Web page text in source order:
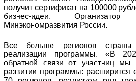
получит сертификат на 100000
бизнес-идеи.
Минэкономразвития России.
Все больше регионов страны
реализации программы. «В
обратной связи от участниц
развитии программы: расширится